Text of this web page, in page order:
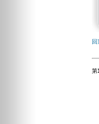
回
第